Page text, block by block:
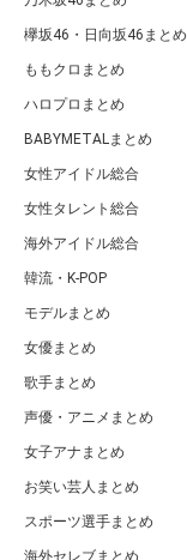
欅坂46・日向坂46まとめ
ももクロまとめ
ハロプロまとめ
BABYMETALまとめ
女性アイドル総合
女性タレント総合
海外アイドル総合
韓流・K-POP
モデルまとめ
女優まとめ
歌手まとめ
声優・アニメまとめ
女子アナまとめ
お笑い芸人まとめ
スポーツ選手まとめ
海外セレブまとめ